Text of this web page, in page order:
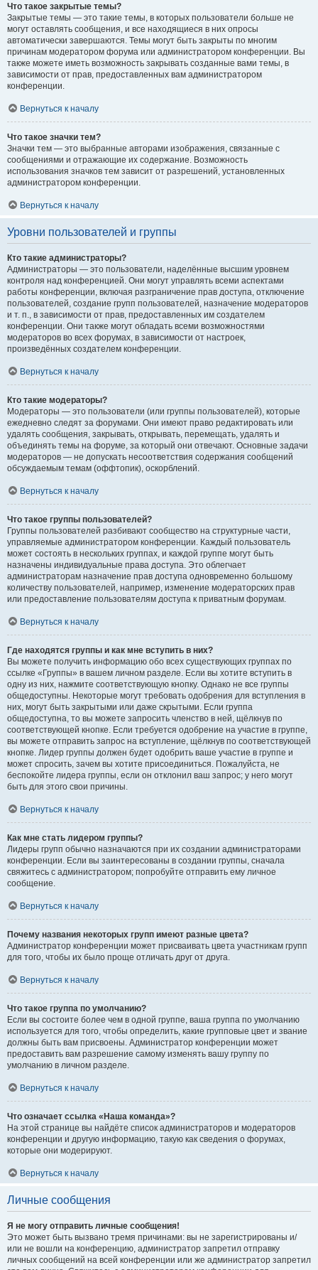
Что такое закрытые темы?
Закрытые темы — это такие темы, в которых пользователи больше не
могут оставлять сообщения, и все находящиеся в них опросы
автоматически завершаются. Темы могут быть закрыты по многим
причинам модератором форума или администратором конференции. Вы
также можете иметь возможность закрывать созданные вами темы, в
зависимости от прав, предоставленных вам администратором
конференции.
Вернуться к началу
Что такое значки тем?
Значки тем — это выбранные авторами изображения, связанные с
сообщениями и отражающие их содержание. Возможность
использования значков тем зависит от разрешений, установленных
администратором конференции.
Вернуться к началу
Уровни пользователей и группы
Кто такие администраторы?
Администраторы — это пользователи, наделённые высшим уровнем
контроля над конференцией. Они могут управлять всеми аспектами
работы конференции, включая разграничение прав доступа, отключение
пользователей, создание групп пользователей, назначение модераторов
и т. п., в зависимости от прав, предоставленных им создателем
конференции. Они также могут обладать всеми возможностями
модераторов во всех форумах, в зависимости от настроек,
произведённых создателем конференции.
Вернуться к началу
Кто такие модераторы?
Модераторы — это пользователи (или группы пользователей), которые
ежедневно следят за форумами. Они имеют право редактировать или
удалять сообщения, закрывать, открывать, перемещать, удалять и
объединять темы на форуме, за который они отвечают. Основные задачи
модераторов — не допускать несоответствия содержания сообщений
обсуждаемым темам (оффтопик), оскорблений.
Вернуться к началу
Что такое группы пользователей?
Группы пользователей разбивают сообщество на структурные части,
управляемые администратором конференции. Каждый пользователь
может состоять в нескольких группах, и каждой группе могут быть
назначены индивидуальные права доступа. Это облегчает
администраторам назначение прав доступа одновременно большому
количеству пользователей, например, изменение модераторских прав
или предоставление пользователям доступа к приватным форумам.
Вернуться к началу
Где находятся группы и как мне вступить в них?
Вы можете получить информацию обо всех существующих группах по
ссылке «Группы» в вашем личном разделе. Если вы хотите вступить в
одну из них, нажмите соответствующую кнопку. Однако не все группы
общедоступны. Некоторые могут требовать одобрения для вступления в
них, могут быть закрытыми или даже скрытыми. Если группа
общедоступна, то вы можете запросить членство в ней, щёлкнув по
соответствующей кнопке. Если требуется одобрение на участие в группе,
вы можете отправить запрос на вступление, щёлкнув по соответствующей
кнопке. Лидер группы должен будет одобрить ваше участие в группе и
может спросить, зачем вы хотите присоединиться. Пожалуйста, не
беспокойте лидера группы, если он отклонил ваш запрос; у него могут
быть для этого свои причины.
Вернуться к началу
Как мне стать лидером группы?
Лидеры групп обычно назначаются при их создании администраторами
конференции. Если вы заинтересованы в создании группы, сначала
свяжитесь с администратором; попробуйте отправить ему личное
сообщение.
Вернуться к началу
Почему названия некоторых групп имеют разные цвета?
Администратор конференции может присваивать цвета участникам групп
для того, чтобы их было проще отличать друг от друга.
Вернуться к началу
Что такое группа по умолчанию?
Если вы состоите более чем в одной группе, ваша группа по умолчанию
используется для того, чтобы определить, какие групповые цвет и звание
должны быть вам присвоены. Администратор конференции может
предоставить вам разрешение самому изменять вашу группу по
умолчанию в личном разделе.
Вернуться к началу
Что означает ссылка «Наша команда»?
На этой странице вы найдёте список администраторов и модераторов
конференции и другую информацию, такую как сведения о форумах,
которые они модерируют.
Вернуться к началу
Личные сообщения
Я не могу отправить личные сообщения!
Это может быть вызвано тремя причинами: вы не зарегистрированы и/
или не вошли на конференцию, администратор запретил отправку
личных сообщений на всей конференции или же администратор запретил